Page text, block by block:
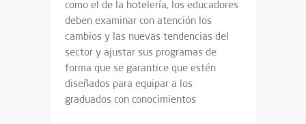
como el de la hotelería, los educadores
deben examinar con atención los
cambios y las nuevas tendencias del
sector y ajustar sus programas de
forma que se garantice que estén
diseñados para equipar a los
graduados con conocimientos